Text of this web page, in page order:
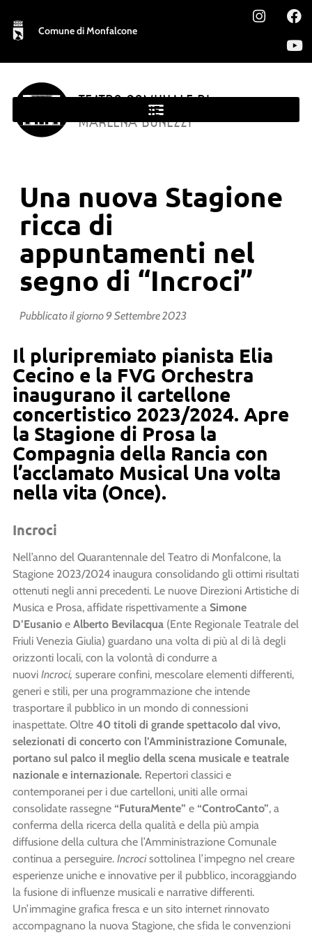
Comune di Monfalcone
TEATRO COMUNALE DI
MONFALCONE
MARLENA BONEZZI
Una nuova Stagione
ricca di
appuntamenti nel
segno di “Incroci”
Pubblicato il giorno 9 Settembre 2023
Il pluripremiato pianista Elia
Cecino e la FVG Orchestra
inaugurano il cartellone
concertistico 2023/2024. Apre
la Stagione di Prosa la
Compagnia della Rancia con
l’acclamato Musical Una volta
nella vita (Once).
Incroci
Nell’anno del Quarantennale del Teatro di Monfalcone, la
Stagione 2023/2024 inaugura consolidando gli ottimi risultati
ottenuti negli anni precedenti. Le nuove Direzioni Artistiche di
Musica e Prosa, affidate rispettivamente a Simone
D’Eusanio e Alberto Bevilacqua (Ente Regionale Teatrale del
Friuli Venezia Giulia) guardano una volta di più al di là degli
orizzonti locali, con la volontà di condurre a
nuovi Incroci, superare confini, mescolare elementi differenti,
generi e stili, per una programmazione che intende
trasportare il pubblico in un mondo di connessioni
inaspettate. Oltre 40 titoli di grande spettacolo dal vivo,
selezionati di concerto con l’Amministrazione Comunale,
portano sul palco il meglio della scena musicale e teatrale
nazionale e internazionale. Repertori classici e
contemporanei per i due cartelloni, uniti alle ormai
consolidate rassegne “FuturaMente” e “ControCanto”, a
conferma della ricerca della qualità e della più ampia
diffusione della cultura che l’Amministrazione Comunale
continua a perseguire. Incrocisottolinea l’impegno nel creare
esperienze uniche e innovative per il pubblico, incoraggiando
la fusione di influenze musicali e narrative differenti.
Un’immagine grafica fresca e un sito internet rinnovato
accompagnano la nuova Stagione, che sfida le convenzioni